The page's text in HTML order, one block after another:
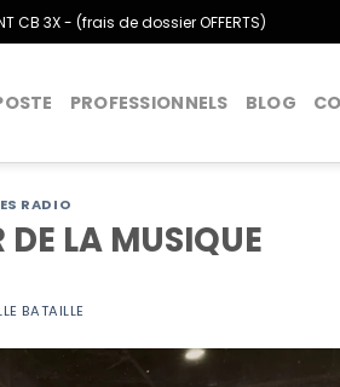
CB 3X - (frais de dossier OFFERTS)
PROFESSIONNELS BLOG
RADIO
LA MUSIQUE
BATAILLE